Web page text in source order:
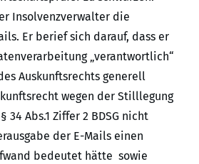
Insolvenzverwalter die
Er berief sich darauf, dass er
„verantwortlich“
Auskunftsrechts generell
wegen der Stilllegung
34 Abs.1 Ziffer 2 BDSG nicht
der E-Mails einen
bedeutet hätte sowie